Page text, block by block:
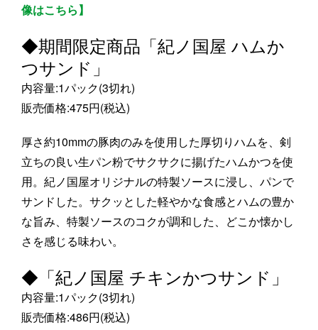
像はこちら】
◆期間限定商品「紀ノ国屋 ハムか
つサンド」
内容量:1パック(3切れ)
販売価格:475円(税込)
厚さ約10mmの豚肉のみを使用した厚切りハムを、剣
立ちの良い生パン粉でサクサクに揚げたハムかつを使
用。紀ノ国屋オリジナルの特製ソースに浸し、パンで
サンドした。サクッとした軽やかな食感とハムの豊か
な旨み、特製ソースのコクが調和した、どこか懐かし
さを感じる味わい。
◆「紀ノ国屋 チキンかつサンド」
内容量:1パック(3切れ)
販売価格:486円(税込)